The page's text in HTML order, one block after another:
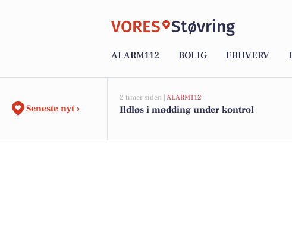
VORES Støvring
ALARM112 BOLIG ERHVERV
Seneste nyt ›
2 timer siden | ALARM112
Ildløs i mødding under kontrol